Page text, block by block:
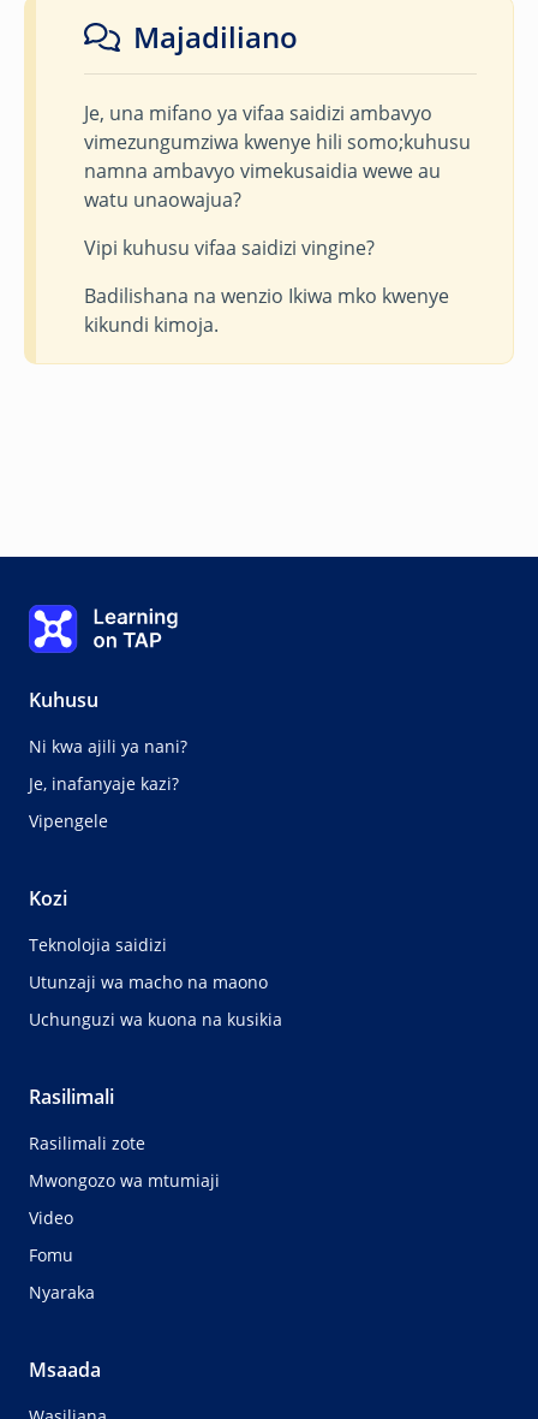
Majadiliano
Je, una mifano ya vifaa saidizi ambavyo
vimezungumziwa kwenye hili somo;kuhusu
namna ambavyo vimekusaidia wewe au
watu unaowajua?
Vipi kuhusu vifaa saidizi vingine?
Badilishana na wenzio Ikiwa mko kwenye
kikundi kimoja.
0% Somo:la 1 kati ya masomo
Somo lililotangulia
Learning on TAP - Nyumbani
Kuhusu
Ni kwa ajili ya nani?
Je, inafanyaje kazi?
Vipengele
Kozi
Teknolojia saidizi
Utunzaji wa macho na maono
Uchunguzi wa kuona na kusikia
Rasilimali
Rasilimali zote
Mwongozo wa mtumiaji
Video
Fomu
Nyaraka
Msaada